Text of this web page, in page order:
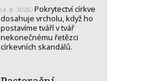
(4. 8. 2026) Pokrytectví církve
dosahuje vrcholu, když ho
postavíme tváří v tvář
nekonečnému řetězci
církevních skandálů.